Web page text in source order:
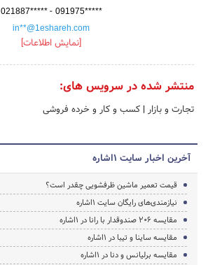
021887***** - 091975*****
in**@1eshareh.com
[نمایش اطلاعات]
منتشر شده در سرویس های:
تجارت و بازار | کسب و کار و خرده فروشی
آخرین اخبار سایت 1اشاره
قیمت تعمیر ماشین ظرفشویی چقدر است؟
نیازمندی‌های رایگان سایت 1اشاره
مقایسه 206 صندوقدار با رانا در 1اشاره
مقایسه ساینا و تیبا در 1اشاره
مقایسه برلیانس و دنا در 1اشاره